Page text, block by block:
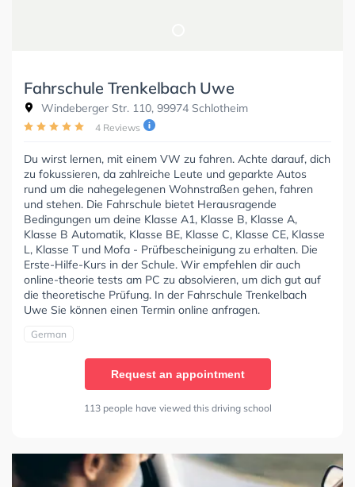
Fahrschule Trenkelbach Uwe
Windeberger Str. 110, 99974 Schlotheim
4 Reviews
Du wirst lernen, mit einem VW zu fahren. Achte darauf, dich
zu fokussieren, da zahlreiche Leute und geparkte Autos
rund um die nahegelegenen Wohnstraßen gehen, fahren
und stehen. Die Fahrschule bietet Herausragende
Bedingungen um deine Klasse A1, Klasse B, Klasse A,
Klasse B Automatik, Klasse BE, Klasse C, Klasse CE, Klasse
L, Klasse T und Mofa - Prüfbescheinigung zu erhalten. Die
Erste-Hilfe-Kurs in der Schule. Wir empfehlen dir auch
online-theorie tests am PC zu absolvieren, um dich gut auf
die theoretische Prüfung. In der Fahrschule Trenkelbach
Uwe Sie können einen Termin online anfragen.
German
Request an appointment
113 people have viewed this driving school